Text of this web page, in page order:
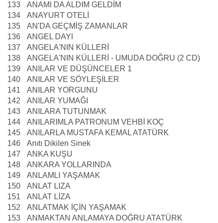
133
ANAMI DA ALDIM GELDİM
134
ANAYURT OTELİ
135
AN'DA GEÇMİŞ ZAMANLAR
136
ANGEL DAYI
137
ANGELA'NIN KÜLLERİ
138
ANGELA'NIN KÜLLERİ - UMUDA DOĞRU (2 CD)
139
ANILAR VE DÜŞÜNCELER 1
140
ANILAR VE SÖYLEŞİLER
141
ANILAR YORGUNU
142
ANILAR YUMAĞI
143
ANILARA TUTUNMAK
144
ANILARIMLA PATRONUM VEHBİ KOÇ
145
ANILARLA MUSTAFA KEMAL ATATÜRK
146
Anıtı Dikilen Sinek
147
ANKA KUŞU
148
ANKARA YOLLARINDA
149
ANLAMLI YAŞAMAK
150
ANLAT LIZA
151
ANLAT LİZA
152
ANLATMAK İÇİN YAŞAMAK
153
ANMAKTAN ANLAMAYA DOĞRU ATATÜRK